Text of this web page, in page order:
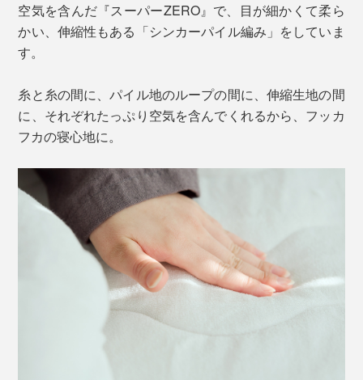
空気を含んだ『スーパーZERO』で、目が細かくて柔ら
かい、伸縮性もある「シンカーパイル編み」をしていま
す。
糸と糸の間に、パイル地のループの間に、伸縮生地の間
に、それぞれたっぷり空気を含んでくれるから、フッカ
フカの寝心地に。